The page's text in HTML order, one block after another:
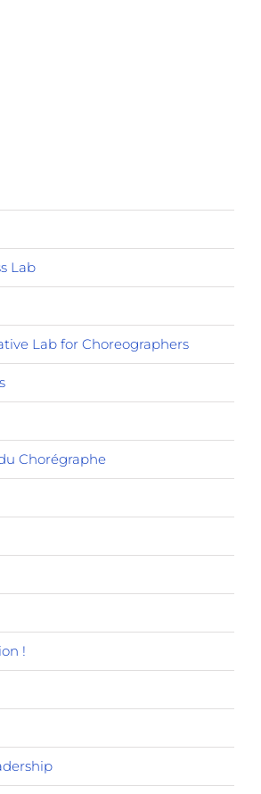
Lab
Lab for Choreographers
Chorégraphe
!